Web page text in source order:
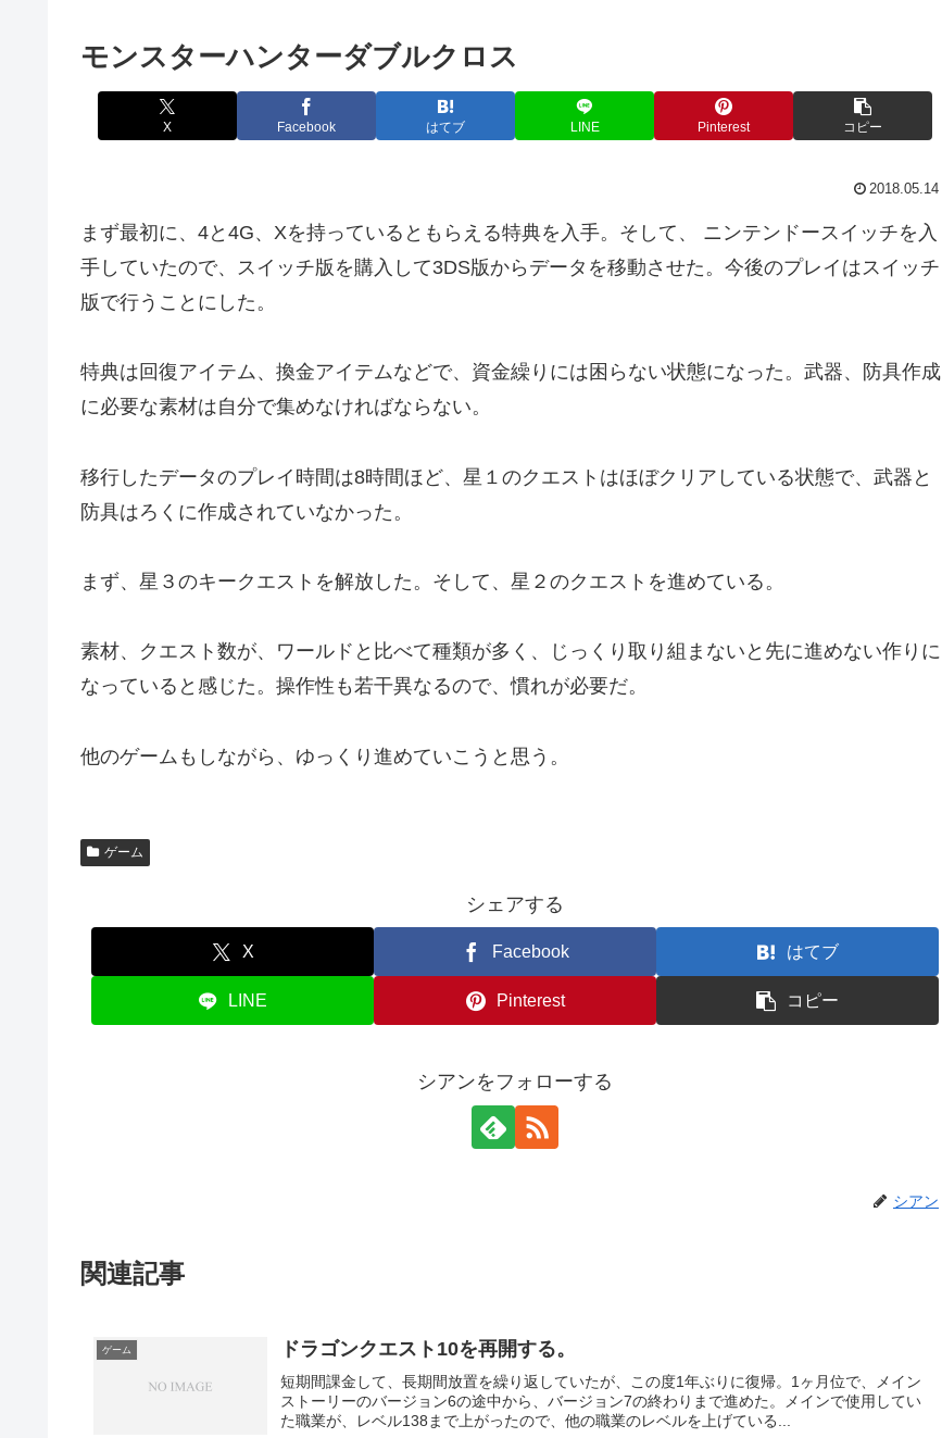
モンスターハンターダブルクロス
X Facebook はてブ LINE Pinterest コピー
2018.05.14
まず最初に、4と4G、Xを持っているともらえる特典を入手。そして、 ニンテンドースイッチを入
手していたので、スイッチ版を購入して3DS版からデータを移動させた。今後のプレイはスイッチ
版で行うことにした。
特典は回復アイテム、換金アイテムなどで、資金繰りには困らない状態になった。武器、防具作成
に必要な素材は自分で集めなければならない。
移行したデータのプレイ時間は8時間ほど、星１のクエストはほぼクリアしている状態で、武器と
防具はろくに作成されていなかった。
まず、星３のキークエストを解放した。そして、星２のクエストを進めている。
素材、クエスト数が、ワールドと比べて種類が多く、じっくり取り組まないと先に進めない作りに
なっていると感じた。操作性も若干異なるので、慣れが必要だ。
他のゲームもしながら、ゆっくり進めていこうと思う。
ゲーム
シェアする
X Facebook はてブ
LINE Pinterest コピー
シアンをフォローする
シアン
関連記事
ゲーム ドラゴンクエスト10を再開する。
短期間課金して、長期間放置を繰り返していたが、この度1年ぶりに復帰。1ヶ月位で、メイン
ストーリーのバージョン6の途中から、バージョン7の終わりまで進めた。メインで使用してい
た職業が、レベル138まで上がったので、他の職業のレベルを上げている...